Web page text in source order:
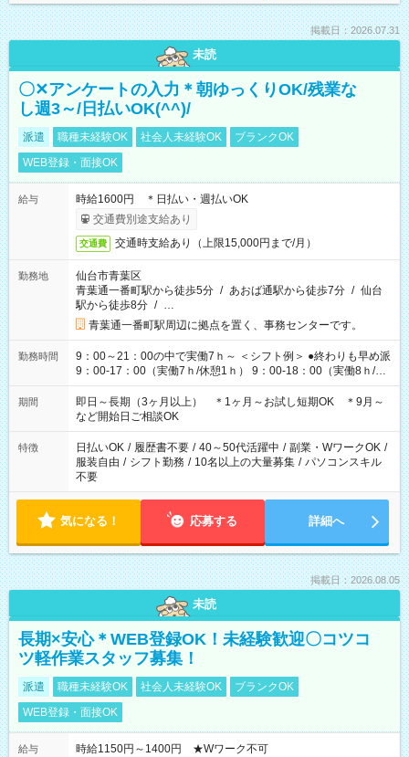
掲載日：2026.07.31
未読
〇✕アンケートの入力＊朝ゆっくりOK/残業な
し週3～/日払いOK(^^)/
派遣 職種未経験OK 社会人未経験OK
ブランクOK
WEB登録・面接OK
給与
時給1600円 ＊日払い・週払いOK
交通費別途支給あり
交通費 交通時支給あり（上限15,000円まで/月）
勤務地
仙台市青葉区
青葉通一番町駅から徒歩5分 / あおば通駅から徒歩7分 / 仙台
駅から徒歩8分 / …
青葉通一番町駅周辺に拠点を置く、事務センターです。
勤務時間
9：00～21：00の中で実働7ｈ～ ＜シフト例＞ ●終わりも早め派
9：00-17：00（実働7ｈ/休憩1ｈ） 9：00-18：00（実働8ｈ/休
憩1ｈ） 10：00-19：00（実働8ｈ/休憩1ｈ） ●朝ゆっくり派
11：00-20：00（実働8ｈ/休憩1ｈ） 12：00-20：00（実働7ｈ/
休憩1ｈ） 12：00-21：00（実働8ｈ/休憩1ｈ） 13：00-22：
00（実働8ｈ/休憩1ｈ） ＊時間帯固定OK
期間
即日～長期（3ヶ月以上） ＊1ヶ月～お試し短期OK ＊9月～
など開始日ご相談OK
特徴 日払いOK / 履歴書不要 / 40～50代活躍中 / 副業・WワークOK /
服装自由 / シフト勤務 / 10名以上の大量募集 / パソコンスキル
不要
気になる！ 応募する 詳細へ
掲載日：2026.08.05
未読
長期×安心＊WEB登録OK！未経験歓迎〇コツコ
ツ軽作業スタッフ募集！
派遣 職種未経験OK 社会人未経験OK
ブランクOK
WEB登録・面接OK
給与
時給1150円～1400円 ★Wワーク不可